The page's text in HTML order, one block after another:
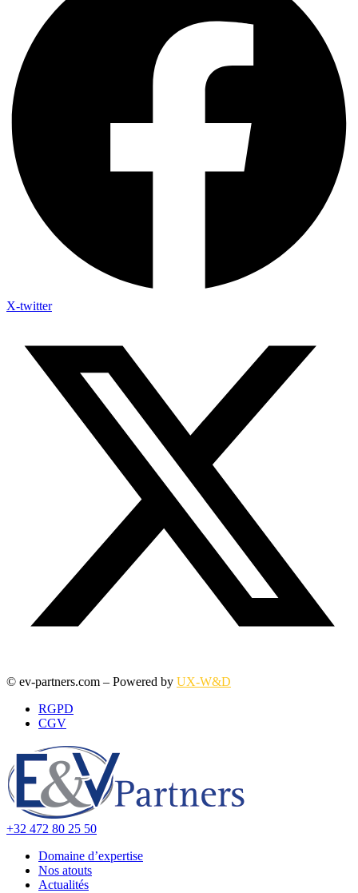
X-twitter
© ev-partners.com – Powered by UX-W&D
RGPD
CGV
+32 472 80 25 50
Domaine d’expertise
Nos atouts
Actualités